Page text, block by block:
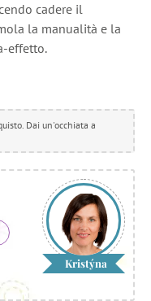
cadere il
la manualità e la
effetto.
Dai un'occhiata a
Kristýna